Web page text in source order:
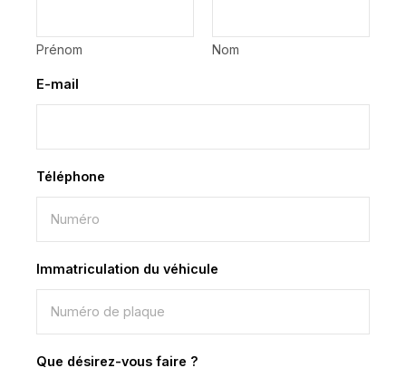
Prénom Nom
E-mail
Téléphone
Immatriculation du véhicule
Que désirez-vous faire ?